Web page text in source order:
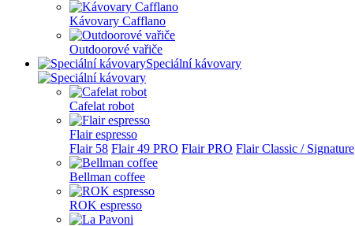
Kávovary Cafflano
Outdoorové vařiče
Speciální kávovary
Cafelat robot
Flair espresso
Flair 58 Flair 49 PRO Flair PRO Flair Classic / Signature
Bellman coffee
ROK espresso